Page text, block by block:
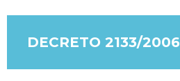
DECRETO 2133/2006